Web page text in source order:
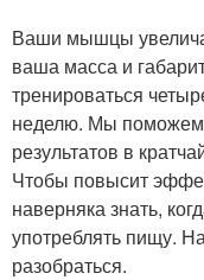
Ваши мышцы
ваша масса и
тренироваться
неделю. Мы
результатов в
Чтобы повысит
наверняка знать,
употреблять пищу.
разобраться.